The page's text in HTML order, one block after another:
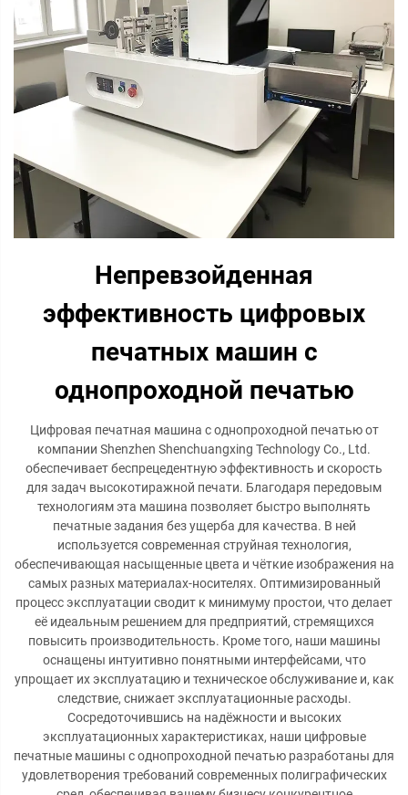
Непревзойденная
эффективность цифровых
печатных машин с
однопроходной печатью
Цифровая печатная машина с однопроходной печатью от
компании Shenzhen Shenchuangxing Technology Co., Ltd.
обеспечивает беспрецедентную эффективность и скорость
для задач высокотиражной печати. Благодаря передовым
технологиям эта машина позволяет быстро выполнять
печатные задания без ущерба для качества. В ней
используется современная струйная технология,
обеспечивающая насыщенные цвета и чёткие изображения на
самых разных материалах-носителях. Оптимизированный
процесс эксплуатации сводит к минимуму простои, что делает
её идеальным решением для предприятий, стремящихся
повысить производительность. Кроме того, наши машины
оснащены интуитивно понятными интерфейсами, что
упрощает их эксплуатацию и техническое обслуживание и, как
следствие, снижает эксплуатационные расходы.
Сосредоточившись на надёжности и высоких
эксплуатационных характеристиках, наши цифровые
печатные машины с однопроходной печатью разработаны для
удовлетворения требований современных полиграфических